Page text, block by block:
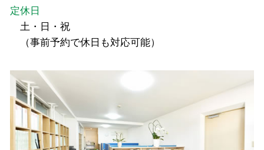
定休日
土・日・祝
（事前予約で休日も対応可能）